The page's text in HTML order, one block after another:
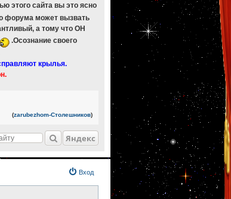
этого сайта вы это ясно
форума может вызвать
а тому что ОН
.Осознание своего
крылья.
(zarubezhom-Столешников)
Яндекс
Вход